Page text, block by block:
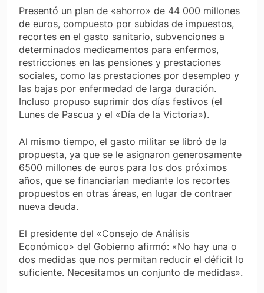
Presentó un plan de «ahorro» de 44 000 millones
de euros, compuesto por subidas de impuestos,
recortes en el gasto sanitario, subvenciones a
determinados medicamentos para enfermos,
restricciones en las pensiones y prestaciones
sociales, como las prestaciones por desempleo y
las bajas por enfermedad de larga duración.
Incluso propuso suprimir dos días festivos (el
Lunes de Pascua y el «Día de la Victoria»).
Al mismo tiempo, el gasto militar se libró de la
propuesta, ya que se le asignaron generosamente
6500 millones de euros para los dos próximos
años, que se financiarían mediante los recortes
propuestos en otras áreas, en lugar de contraer
nueva deuda.
El presidente del «Consejo de Análisis
Económico» del Gobierno afirmó: «No hay una o
dos medidas que nos permitan reducir el déficit lo
suficiente. Necesitamos un conjunto de medidas».